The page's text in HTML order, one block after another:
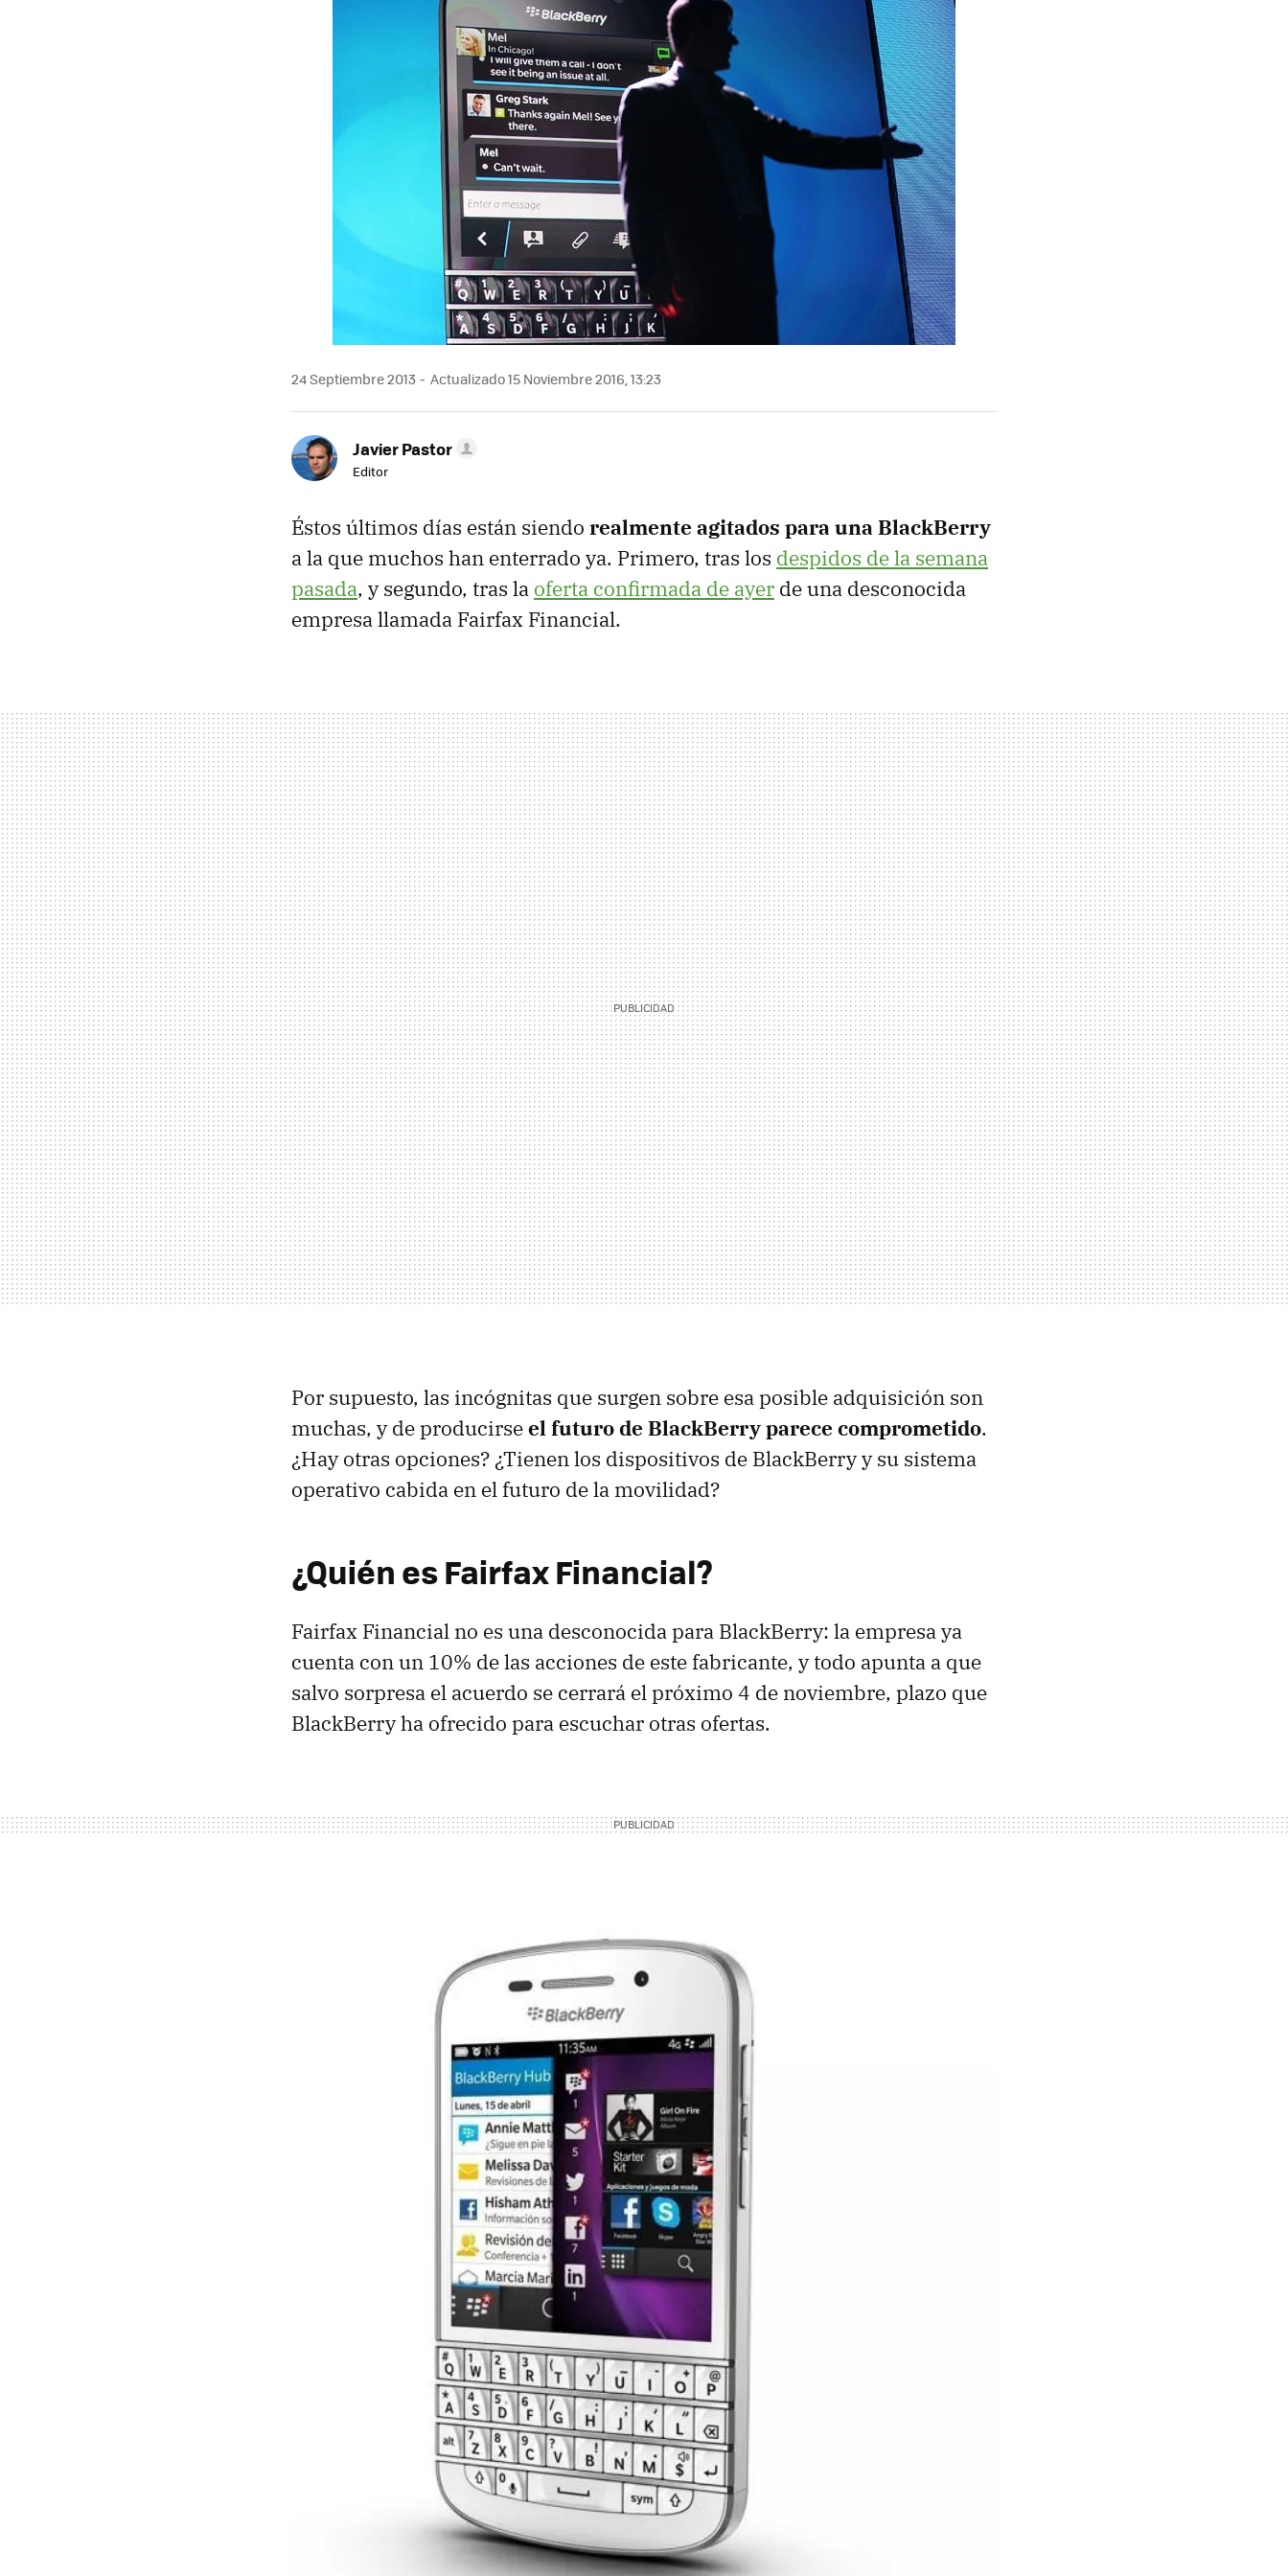
24 Septiembre 2013 Actualizado 15 Noviembre 2016, 13:23
Javier Pastor
Editor
Éstos últimos días están siendo realmente agitados para una BlackBerry
a la que muchos han enterrado ya. Primero, tras los despidos de la semana
pasada, y segundo, tras la oferta confirmada de ayer de una desconocida
empresa llamada Fairfax Financial.
Por supuesto, las incógnitas que surgen sobre esa posible adquisición son
muchas, y de producirseel futuro de BlackBerry parece comprometido.
¿Hay otras opciones? ¿Tienen los dispositivos de BlackBerry y su sistema
operativo cabida en el futuro de la movilidad?
¿Quién es Fairfax Financial?
Fairfax Financial no es una desconocida para BlackBerry: la empresa ya
cuenta con un 10% de las acciones de este fabricante, y todo apunta a que
salvo sorpresa el acuerdo se cerrará el próximo 4 de noviembre, plazo que
BlackBerry ha ofrecido para escuchar otras ofertas.